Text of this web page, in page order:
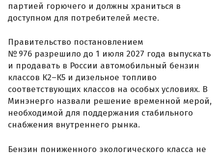
партией горючего и должны храниться в
доступном для потребителей месте.
Правительство постановлением
№ 976 разрешило до 1 июля 2027 года выпускать
и продавать в России автомобильный бензин
классов К2–К5 и дизельное топливо
соответствующих классов на особых условиях. В
Минэнерго назвали решение временной мерой,
необходимой для поддержания стабильного
снабжения внутреннего рынка.
Бензин пониженного экологического класса не